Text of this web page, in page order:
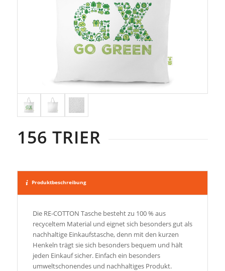
156 TRIER
Produktbeschreibung
Die RE-COTTON Tasche besteht zu 100 % aus
recyceltem Material und eignet sich besonders gut als
nachhaltige Einkaufstasche, denn mit den kurzen
Henkeln trägt sie sich besonders bequem und hält
jeden Einkauf sicher. Einfach ein besonders
umweltschonendes und nachhaltiges Produkt.